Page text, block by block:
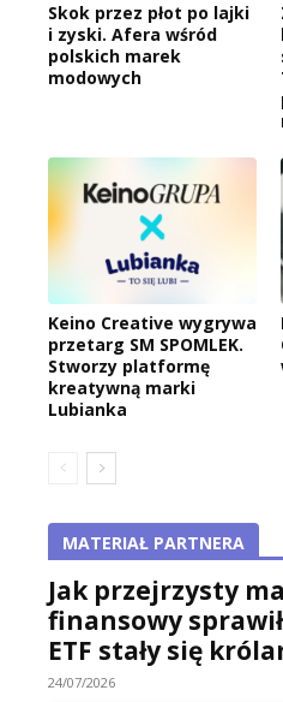
Skok przez płot po lajki
i zyski. Afera wśród
polskich marek
modowych
Keino Creative wygrywa
przetarg SM SPOMLEK.
Stworzy platformę
kreatywną marki
Lubianka
MATERIAŁ PARTNERA
Jak przejrzysty
finansowy
ETF stały się
24/07/2026